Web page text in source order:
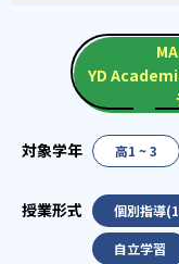
YD
高1 ~ 3
個別指導
自立学習